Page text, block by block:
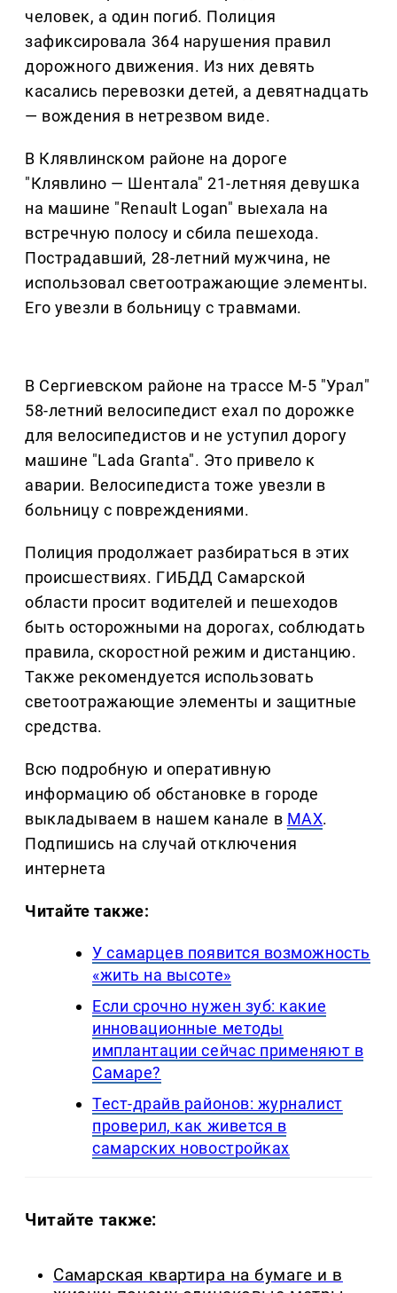
человек, а один погиб. Полиция
зафиксировала 364 нарушения правил
дорожного движения. Из них девять
касались перевозки детей, а девятнадцать
— вождения в нетрезвом виде.
В Клявлинском районе на дороге
"Клявлино — Шентала" 21-летняя девушка
на машине "Renault Logan" выехала на
встречную полосу и сбила пешехода.
Пострадавший, 28-летний мужчина, не
использовал светоотражающие элементы.
Его увезли в больницу с травмами.
В Сергиевском районе на трассе М-5 "Урал"
58-летний велосипедист ехал по дорожке
для велосипедистов и не уступил дорогу
машине "Lada Granta". Это привело к
аварии. Велосипедиста тоже увезли в
больницу с повреждениями.
Полиция продолжает разбираться в этих
происшествиях. ГИБДД Самарской
области просит водителей и пешеходов
быть осторожными на дорогах, соблюдать
правила, скоростной режим и дистанцию.
Также рекомендуется использовать
светоотражающие элементы и защитные
средства.
Всю подробную и оперативную
информацию об обстановке в городе
выкладываем в нашем канале в MAX.
Подпишись на случай отключения
интернета
Читайте также:
У самарцев появится возможность
«жить на высоте»
Если срочно нужен зуб: какие
инновационные методы
имплантации сейчас применяют в
Самаре?
Тест-драйв районов: журналист
проверил, как живется в
самарских новостройках
Читайте также:
Самарская квартира на бумаге и в